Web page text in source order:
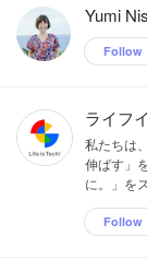
Yumi
Follow
ライフ
私たちは
伸ばす」
に。」を
Follow